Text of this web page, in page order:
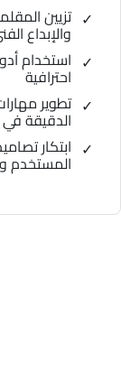
تزيين
والإبداع
استخدام
احترافية
تطوير
الدقيقة
ابتكار
المستخدم